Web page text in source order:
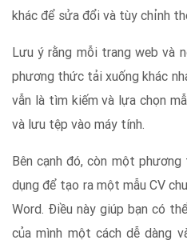
khác để sửa đổi và tùy chỉnh
Lưu ý rằng mỗi trang web và
phương thức tải xuống khác
vẫn là tìm kiếm và lựa chọn
và lưu tệp vào máy tính.
Bên cạnh đó, còn một
dụng để tạo ra một mẫu CV
Word. Điều này giúp bạn có
của mình một cách dễ dàng